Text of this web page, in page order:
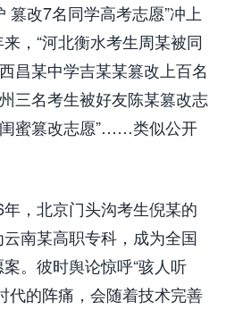
篡改7名同学高考志愿”冲上
，“河北衡水考生周某被同
昌某中学吉某某篡改上百名
三名考生被好友陈某篡改志
闺蜜篡改志愿”……类似公开
，北京门头沟考生倪某的
南某高职专科，成为全国
。彼时舆论惊呼“骇人听
代的阵痛，会随着技术完善